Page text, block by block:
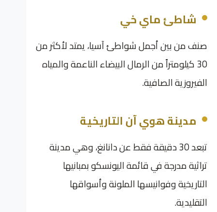
شاطئ ماي خي
صنف من بين أجمل شواطئ آسيا، يمتد لأكثر من
30 كيلومتراً من الرمال البيضاء الناعمة والمياه
الفيروزية الصافية.
مدينة هوي آن التاريخية
تبعد 30 دقيقة فقط عن دانانغ، وهي مدينة
تراثية مدرجة في قائمة اليونسكو بمبانيها
التاريخية وفوانيسها الملونة وأسواقها
التقليدية.